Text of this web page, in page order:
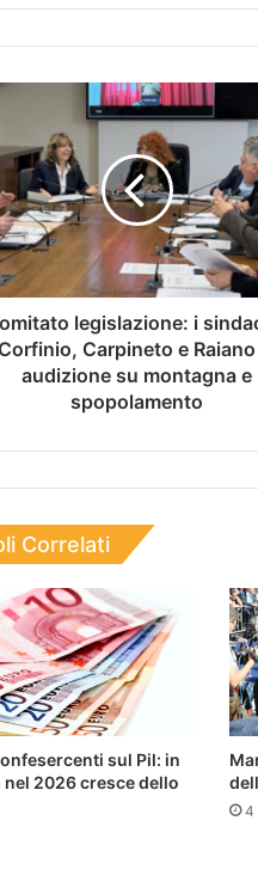
legislazione: i
Corfinio, Carpineto e
audizione su montagna e
spopolamento
Correlati
sul Pil: in
2026 cresce dello
4